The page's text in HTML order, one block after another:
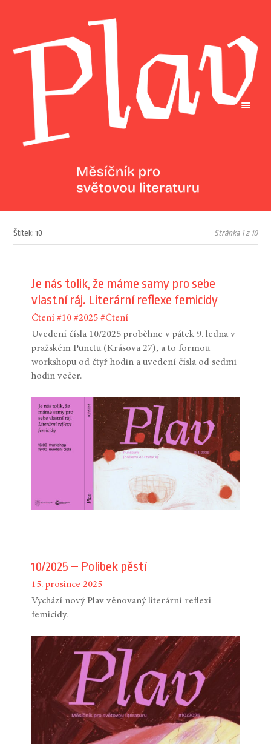
Štítek: 10 Stránka 1 z 10
Je nás tolik, že máme samy pro sebe
vlastní ráj. Literární reflexe femicidy
Čtení #10 #2025 #Čtení
Uvedení čísla 10/2025 proběhne v pátek 9. ledna v
pražském Punctu (Krásova 27), a to formou
workshopu od čtyř hodin a uvedení čísla od sedmi
hodin večer.
10/2025 – Polibek pěstí
15. prosince 2025
Vychází nový Plav věnovaný literární reflexi
femicidy.